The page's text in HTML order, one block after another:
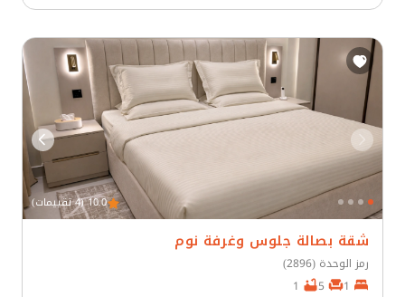
10.0 (4 تقييمات)
شقة بصالة جلوس وغرفة نوم
رمز الوحدة (2896)